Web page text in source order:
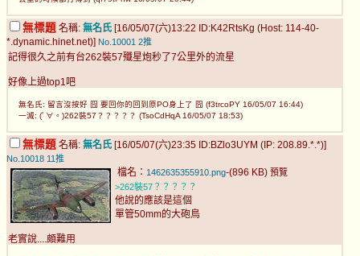
無標題 名稱: 無名氏 [16/05/07(六)13:22 ID:K42RtsKg (Host: 114-40-
*.dynamic.hinet.net)] No.10001 2推
記得很久之前有台262裝57殲星炮秒了7公里外的流星
好像上過top1吧
無名氏: 留言沒按好 囧 要回你的回到原PO身上了 囧 (f3trcoPY 16/05/07 16:44)
一滅: (ﾟ∀。)262裝57？？？？？ (TsoCdHqA 16/05/07 18:53)
無標題 名稱: 無名氏 [16/05/07(六)23:35 ID:BZlo3UYM (IP: 208.89.*.*)]
No.10018 11推
檔名： 1462635355910.png-(896 KB) 預覽
>262裝57？？？？？
他說的應該是這個
單管50mm的大砲鳥
老實說....頗難用